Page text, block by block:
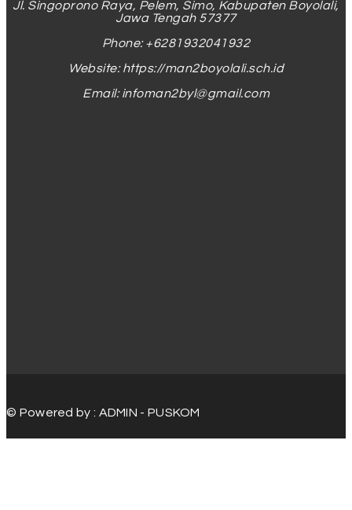
Jl. Singoprono Raya, Pelem, Simo, Kabupaten Boyolali,
Jawa Tengah 57377
Phone: +6281932041932
Website: https://man2boyolali.sch.id
Email:infoman2byl@gmail.com
© Powered by : ADMIN - PUSKOM